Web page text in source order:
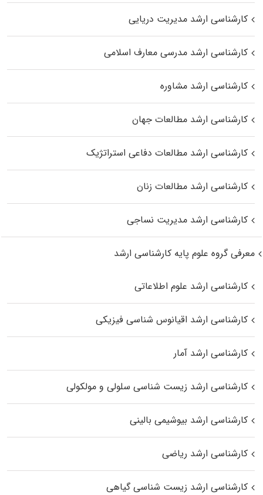
کارشناسی ارشد مدیریت دریایی
کارشناسی ارشد مدرسی معارف اسلامی
کارشناسی ارشد مشاوره
کارشناسی ارشد مطالعات جهان
کارشناسی ارشد مطالعات دفاعی استراتژیک
کارشناسی ارشد مطالعات زنان
کارشناسی ارشد مدیریت نساجی
معرفی گروه علوم پایه کارشناسی ارشد
کارشناسی ارشد علوم اطلاعاتی
کارشناسی ارشد اقیانوس‌ شناسی فیزیکی
کارشناسی ارشد آمار
کارشناسی ارشد زیست شناسی سلولی و مولکولی
کارشناسی ارشد بیوشیمی بالینی
کارشناسی ارشد ریاضی
کارشناسی ارشد زیست‌ شناسی گیاهی